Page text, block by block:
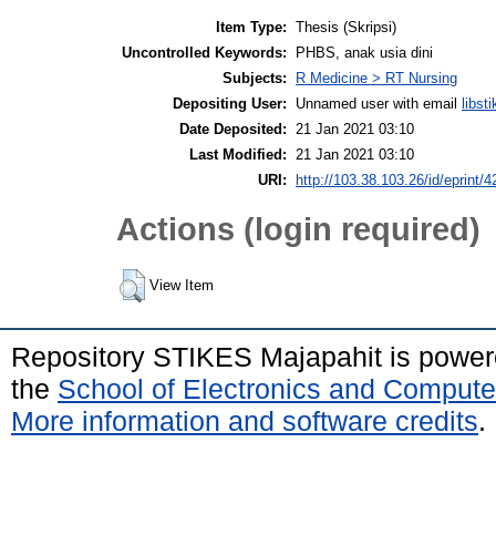
Item Type: Thesis (Skripsi)
Uncontrolled Keywords:
PHBS, anak usia dini
Subjects:
R Medicine > RT Nursing
Depositing User:
Unnamed user with email
Date Deposited:
21 Jan 2021 03:10
Last Modified:
21 Jan 2021 03:10
URI:
http://103.38.103.26/id/eprint/
Actions (login required)
View Item
Repository STIKES Majapahit is
the School of Electronics and
More information and software credits.